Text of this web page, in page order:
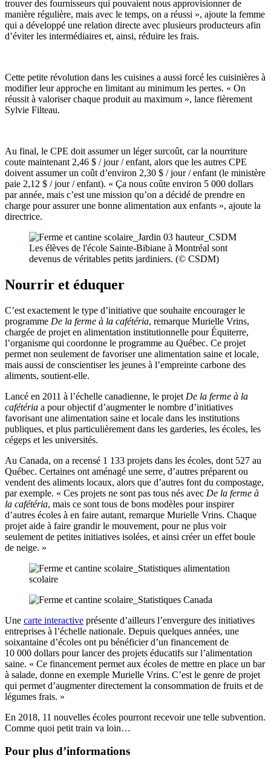
trouver des fournisseurs qui pouvaient nous approvisionner de
manière régulière, mais avec le temps, on a réussi », ajoute la femme
qui a développé une relation directe avec plusieurs producteurs afin
d’éviter les intermédiaires et, ainsi, réduire les frais.
Cette petite révolution dans les cuisines a aussi forcé les cuisinières à
modifier leur approche en limitant au minimum les pertes. « On
réussit à valoriser chaque produit au maximum », lance fièrement
Sylvie Filteau.
Au final, le CPE doit assumer un léger surcoût, car la nourriture
coute maintenant 2,46 $ / jour / enfant, alors que les autres CPE
doivent assumer un coût d’environ 2,30 $ / jour / enfant (le ministère
paie 2,12 $ / jour / enfant). « Ça nous coûte environ 5 000 dollars
par année, mais c’est une mission qu’on a décidé de prendre en
charge pour assurer une bonne alimentation aux enfants », ajoute la
directrice.
Les élèves de l'école Sainte-Bibiane à Montréal sont
devenus de véritables petits jardiniers. (© CSDM)
Nourrir et éduquer
C’est exactement le type d’initiative que souhaite encourager le
programme De la ferme à la cafétéria, remarque Murielle Vrins,
chargée de projet en alimentation institutionnelle pour Équiterre,
l’organisme qui coordonne le programme au Québec. Ce projet
permet non seulement de favoriser une alimentation saine et locale,
mais aussi de conscientiser les jeunes à l’empreinte carbone des
aliments, soutient-elle.
Lancé en 2011 à l’échelle canadienne, le projet De la ferme à la
cafétéria a pour objectif d’augmenter le nombre d’initiatives
favorisant une alimentation saine et locale dans les institutions
publiques, et plus particulièrement dans les garderies, les écoles, les
cégeps et les universités.
Au Canada, on a recensé 1 133 projets dans les écoles, dont 527 au
Québec. Certaines ont aménagé une serre, d’autres préparent ou
vendent des aliments locaux, alors que d’autres font du compostage,
par exemple. « Ces projets ne sont pas tous nés avec De la ferme à
la cafétéria, mais ce sont tous de bons modèles pour inspirer
d’autres écoles à en faire autant, remarque Murielle Vrins. Chaque
projet aide à faire grandir le mouvement, pour ne plus voir
seulement de petites initiatives isolées, et ainsi créer un effet boule
de neige. »
Une carte interactive présente d’ailleurs l’envergure des initiatives
entreprises à l’échelle nationale. Depuis quelques années, une
soixantaine d’écoles ont pu bénéficier d’un financement de
10 000 dollars pour lancer des projets éducatifs sur l’alimentation
saine. « Ce financement permet aux écoles de mettre en place un bar
à salade, donne en exemple Murielle Vrins. C’est le genre de projet
qui permet d’augmenter directement la consommation de fruits et de
légumes frais. »
En 2018, 11 nouvelles écoles pourront recevoir une telle subvention.
Comme quoi petit train va loin…
Pour plus d’informations